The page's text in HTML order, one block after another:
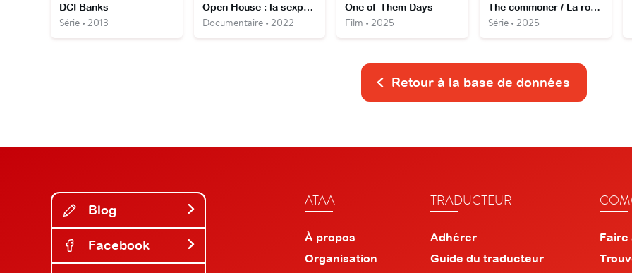
DCI Banks
Série • 2013
Open House : la sexpérience
Documentaire • 2022
One of Them Days
Film • 2025
The commoner / La roturière
Série • 2025
Retour à la base de données
Blog
Facebook
ATAA
À propos
Organisation
TRADUCTEUR
Adhérer
Guide du traducteur